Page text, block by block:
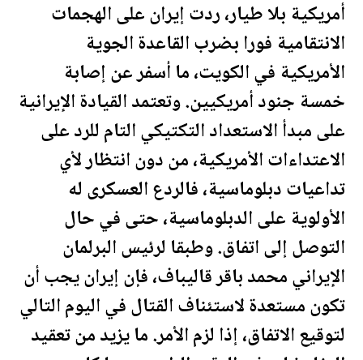
أمريكية بلا طيار، ردت إيران على الهجمات
الانتقامية فورا بضرب القاعدة الجوية
الأمريكية فيالكويت، ما أسفر عن إصابة
خمسة جنود أمريكيين. وتعتمد القيادة الإيرانية
على مبدأ الاستعداد التكتيكي التام للرد على
الاعتداءات الأمريكية، من دون انتظار لأي
تداعيات دبلوماسية، فالردع العسكرى له
الأولوية على الدبلوماسية، حتى في حال
التوصل إلى اتفاق. وطبقا لرئيس البرلمان
الإيراني محمد باقر قاليباف، فإن إيران يجب أن
تكون مستعدة لاستئناف القتال في اليوم التالي
لتوقيع الاتفاق، إذا لزم الأمر. ما يزيد من تعقيد